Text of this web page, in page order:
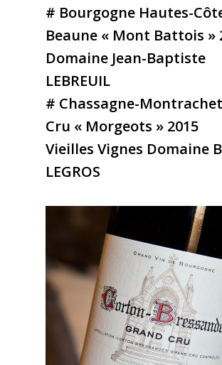
# Bourgogne Hautes-
Beaune « Mont Battois »
Domaine Jean-Baptiste
LEBREUIL
# Chassagne-
Cru « Morgeots » 2015
Vieilles Vignes Domaine
LEGROS